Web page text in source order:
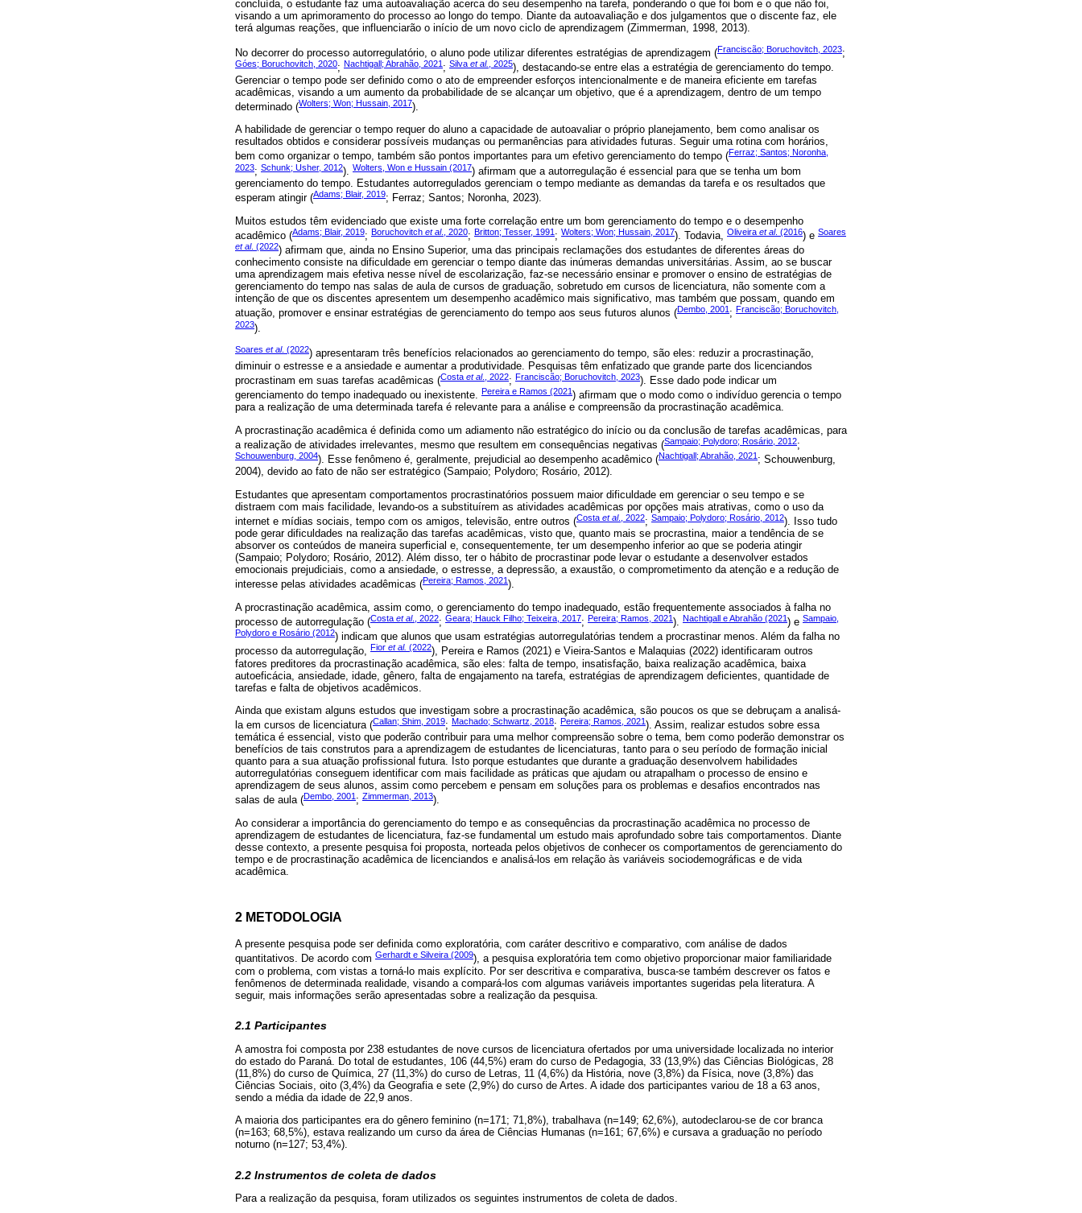
concluída, o estudante faz uma autoavaliação acerca do seu desempenho na tarefa, ponderando o que foi bom e o que não foi,
visando a um aprimoramento do processo ao longo do tempo. Diante da autoavaliação e dos julgamentos que o discente faz, ele
terá algumas reações, que influenciarão o início de um novo ciclo de aprendizagem (Zimmerman, 1998, 2013).
No decorrer do processo autorregulatório, o aluno pode utilizar diferentes estratégias de aprendizagem (Franciscão; Boruchovitch, 2023;
Góes; Boruchovitch, 2020; Nachtigall; Abrahão, 2021 ; Silva et al. , 2025), destacando-se entre elas a estratégia de gerenciamento do tempo.
Gerenciar o tempo pode ser definido como o ato de empreender esforços intencionalmente e de maneira eficiente em tarefas
acadêmicas, visando a um aumento da probabilidade de se alcançar um objetivo, que é a aprendizagem, dentro de um tempo
determinado (Wolters; Won; Hussain, 2017).
A habilidade de gerenciar o tempo requer do aluno a capacidade de autoavaliar o próprio planejamento, bem como analisar os
resultados obtidos e considerar possíveis mudanças ou permanências para atividades futuras. Seguir uma rotina com horários,
bem como organizar o tempo, também são pontos importantes para um efetivo gerenciamento do tempo (Ferraz; Santos; Noronha,
2023; Schunk; Usher, 2012). Wolters, Won e Hussain (2017) afirmam que a autorregulação é essencial para que se tenha um bom
gerenciamento do tempo. Estudantes autorregulados gerenciam o tempo mediante as demandas da tarefa e os resultados que
esperam atingir (Adams; Blair, 2019; Ferraz; Santos; Noronha, 2023).
Muitos estudos têm evidenciado que existe uma forte correlação entre um bom gerenciamento do tempo e o desempenho
acadêmico (Adams; Blair, 2019; Boruchovitch et al., 2020; Britton; Tesser, 1991 ; Wolters; Won; Hussain, 2017). Todavia, Oliveira et al. (2016) e Soares
et al. (2022) afirmam que, ainda no Ensino Superior, uma das principais reclamações dos estudantes de diferentes áreas do
conhecimento consiste na dificuldade em gerenciar o tempo diante das inúmeras demandas universitárias. Assim, ao se buscar
uma aprendizagem mais efetiva nesse nível de escolarização, faz-se necessário ensinar e promover o ensino de estratégias de
gerenciamento do tempo nas salas de aula de cursos de graduação, sobretudo em cursos de licenciatura, não somente com a
intenção de que os discentes apresentem um desempenho acadêmico mais significativo, mas também que possam, quando em
atuação, promover e ensinar estratégias de gerenciamento do tempo aos seus futuros alunos (Dembo, 2001 ; Franciscão; Boruchovitch,
2023).
Soares et al. (2022) apresentaram três benefícios relacionados ao gerenciamento do tempo, são eles: reduzir a procrastinação,
diminuir o estresse e a ansiedade e aumentar a produtividade. Pesquisas têm enfatizado que grande parte dos licenciandos
procrastinam em suas tarefas acadêmicas (Costa et al., 2022; Franciscão; Boruchovitch, 2023). Esse dado pode indicar um
gerenciamento do tempo inadequado ou inexistente. Pereira e Ramos (2021) afirmam que o modo como o indivíduo gerencia o tempo
para a realização de uma determinada tarefa é relevante para a análise e compreensão da procrastinação acadêmica.
A procrastinação acadêmica é definida como um adiamento não estratégico do início ou da conclusão de tarefas acadêmicas, para
a realização de atividades irrelevantes, mesmo que resultem em consequências negativas (Sampaio; Polydoro; Rosário, 2012;
Schouwenburg, 2004). Esse fenômeno é, geralmente, prejudicial ao desempenho acadêmico (Nachtigall; Abrahão, 2021 ; Schouwenburg,
2004), devido ao fato de não ser estratégico (Sampaio; Polydoro; Rosário, 2012).
Estudantes que apresentam comportamentos procrastinatórios possuem maior dificuldade em gerenciar o seu tempo e se
distraem com mais facilidade, levando-os a substituírem as atividades acadêmicas por opções mais atrativas, como o uso da
internet e mídias sociais, tempo com os amigos, televisão, entre outros (Costa et al., 2022; Sampaio; Polydoro; Rosário, 2012). Isso tudo
pode gerar dificuldades na realização das tarefas acadêmicas, visto que, quanto mais se procrastina, maior a tendência de se
absorver os conteúdos de maneira superficial e, consequentemente, ter um desempenho inferior ao que se poderia atingir
(Sampaio; Polydoro; Rosário, 2012). Além disso, ter o hábito de procrastinar pode levar o estudante a desenvolver estados
emocionais prejudiciais, como a ansiedade, o estresse, a depressão, a exaustão, o comprometimento da atenção e a redução de
interesse pelas atividades acadêmicas (Pereira; Ramos, 2021).
A procrastinação acadêmica, assim como, o gerenciamento do tempo inadequado, estão frequentemente associados à falha no
processo de autorregulação (Costa et al., 2022; Geara; Hauck Filho; Teixeira, 2017; Pereira; Ramos, 2021). Nachtigall e Abrahão (2021) e Sampaio,
Polydoro e Rosário (2012) indicam que alunos que usam estratégias autorregulatórias tendem a procrastinar menos. Além da falha no
processo da autorregulação, Fior et al. (2022), Pereira e Ramos (2021) e Vieira-Santos e Malaquias (2022) identificaram outros
fatores preditores da procrastinação acadêmica, são eles: falta de tempo, insatisfação, baixa realização acadêmica, baixa
autoeficácia, ansiedade, idade, gênero, falta de engajamento na tarefa, estratégias de aprendizagem deficientes, quantidade de
tarefas e falta de objetivos acadêmicos.
Ainda que existam alguns estudos que investigam sobre a procrastinação acadêmica, são poucos os que se debruçam a analisá-
la em cursos de licenciatura (Callan; Shim, 2019; Machado; Schwartz, 2018; Pereira; Ramos, 2021). Assim, realizar estudos sobre essa
temática é essencial, visto que poderão contribuir para uma melhor compreensão sobre o tema, bem como poderão demonstrar os
benefícios de tais construtos para a aprendizagem de estudantes de licenciaturas, tanto para o seu período de formação inicial
quanto para a sua atuação profissional futura. Isto porque estudantes que durante a graduação desenvolvem habilidades
autorregulatórias conseguem identificar com mais facilidade as práticas que ajudam ou atrapalham o processo de ensino e
aprendizagem de seus alunos, assim como percebem e pensam em soluções para os problemas e desafios encontrados nas
salas de aula (Dembo, 2001 ; Zimmerman, 2013).
Ao considerar a importância do gerenciamento do tempo e as consequências da procrastinação acadêmica no processo de
aprendizagem de estudantes de licenciatura, faz-se fundamental um estudo mais aprofundado sobre tais comportamentos. Diante
desse contexto, a presente pesquisa foi proposta, norteada pelos objetivos de conhecer os comportamentos de gerenciamento do
tempo e de procrastinação acadêmica de licenciandos e analisá-los em relação às variáveis sociodemográficas e de vida
acadêmica.
2 METODOLOGIA
A presente pesquisa pode ser definida como exploratória, com caráter descritivo e comparativo, com análise de dados
quantitativos. De acordo com Gerhardt e Silveira (2009), a pesquisa exploratória tem como objetivo proporcionar maior familiaridade
com o problema, com vistas a torná-lo mais explícito. Por ser descritiva e comparativa, busca-se também descrever os fatos e
fenômenos de determinada realidade, visando a compará-los com algumas variáveis importantes sugeridas pela literatura. A
seguir, mais informações serão apresentadas sobre a realização da pesquisa.
2.1 Participantes
A amostra foi composta por 238 estudantes de nove cursos de licenciatura ofertados por uma universidade localizada no interior
do estado do Paraná. Do total de estudantes, 106 (44,5%) eram do curso de Pedagogia, 33 (13,9%) das Ciências Biológicas, 28
(11,8%) do curso de Química, 27 (11,3%) do curso de Letras, 11 (4,6%) da História, nove (3,8%) da Física, nove (3,8%) das
Ciências Sociais, oito (3,4%) da Geografia e sete (2,9%) do curso de Artes. A idade dos participantes variou de 18 a 63 anos,
sendo a média da idade de 22,9 anos.
A maioria dos participantes era do gênero feminino (n=171; 71,8%), trabalhava (n=149; 62,6%), autodeclarou-se de cor branca
(n=163; 68,5%), estava realizando um curso da área de Ciências Humanas (n=161; 67,6%) e cursava a graduação no período
noturno (n=127; 53,4%).
2.2 Instrumentos de coleta de dados
Para a realização da pesquisa, foram utilizados os seguintes instrumentos de coleta de dados.